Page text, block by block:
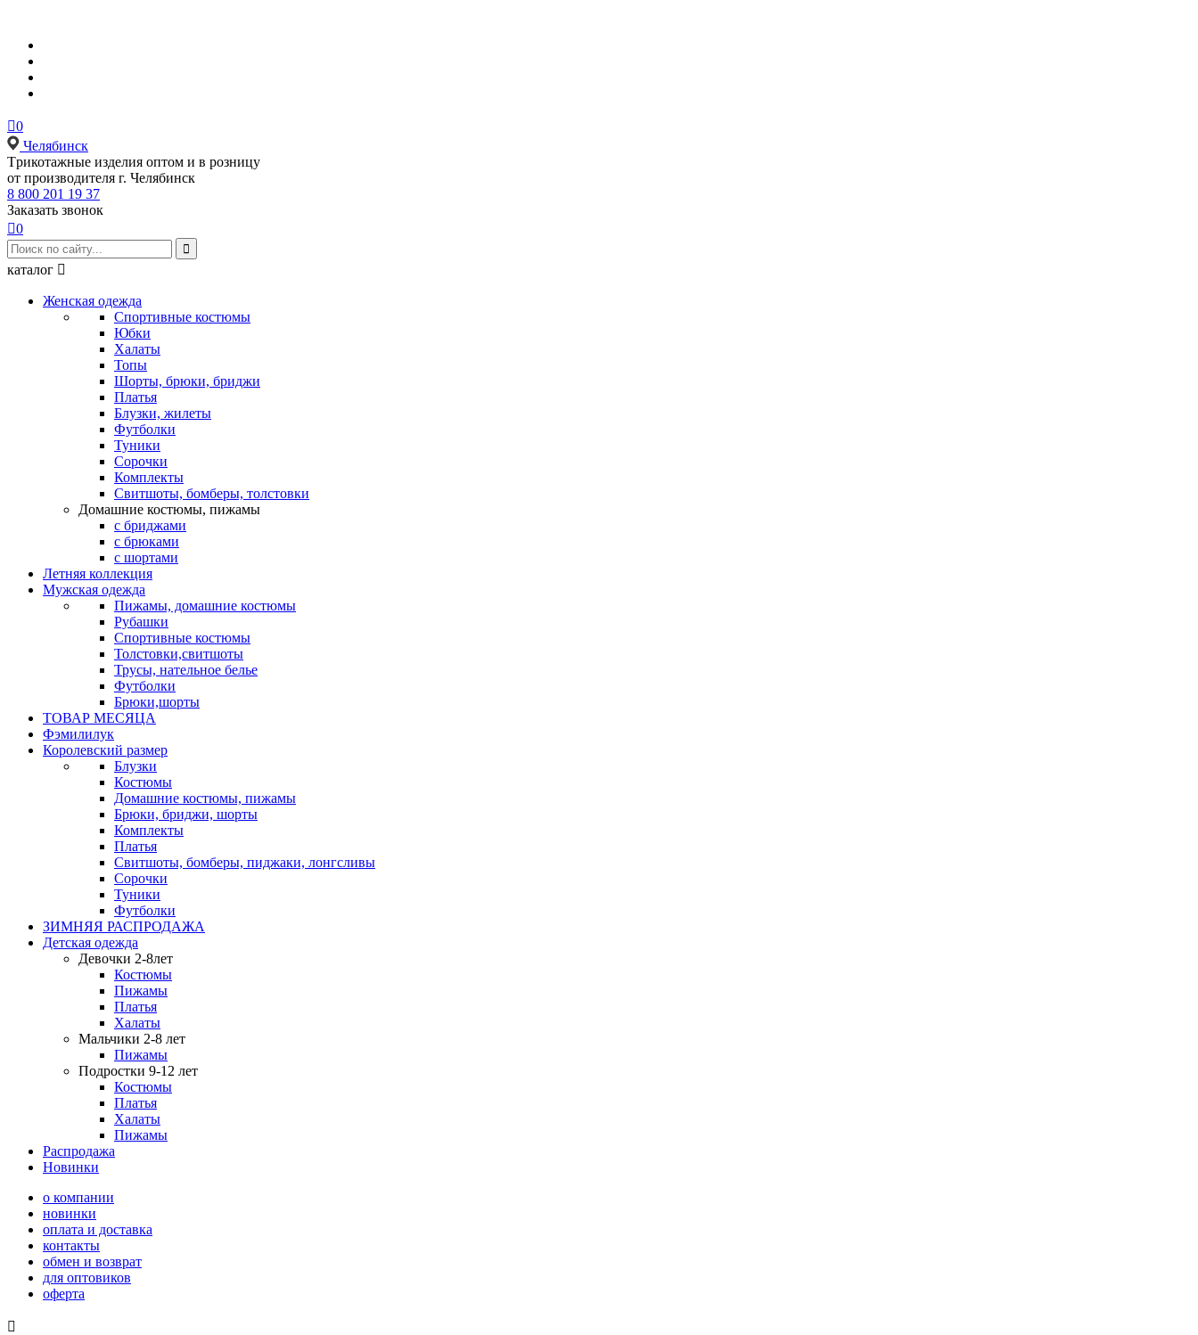
0
Челябинск
Tрикотажные изделия оптом и в розницу
от производителя г. Челябинск
8 800 201 19 37
Заказать звонок
0

каталог 
Женская одежда
Спортивные костюмы
Юбки
Халаты
Топы
Шорты, брюки, бриджи
Платья
Блузки, жилеты
Футболки
Туники
Сорочки
Комплекты
Свитшоты, бомберы, толстовки
Домашние костюмы, пижамы
с бриджами
с брюками
с шортами
Летняя коллекция
Мужская одежда
Пижамы, домашние костюмы
Рубашки
Спортивные костюмы
Толстовки,свитшоты
Трусы, нательное белье
Футболки
Брюки,шорты
ТОВАР МЕСЯЦА
Фэмилилук
Королевский размер
Блузки
Костюмы
Домашние костюмы, пижамы
Брюки, бриджи, шорты
Комплекты
Платья
Свитшоты, бомберы, пиджаки, лонгсливы
Сорочки
Туники
Футболки
ЗИМНЯЯ РАСПРОДАЖА
Детская одежда
Девочки 2-8лет
Костюмы
Пижамы
Платья
Халаты
Мальчики 2-8 лет
Пижамы
Подростки 9-12 лет
Костюмы
Платья
Халаты
Пижамы
Распродажа
Новинки
о компании
новинки
оплата и доставка
контакты
обмен и возврат
для оптовиков
оферта
